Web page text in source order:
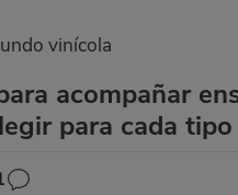
vinícola
acompañar
para cada tipo